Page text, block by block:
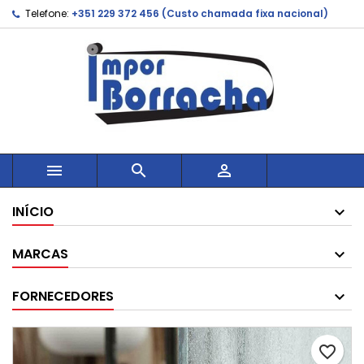
Telefone: +351 229 372 456 (Custo chamada fixa nacional)
  
INÍCIO
MARCAS
FORNECEDORES
favorite_border